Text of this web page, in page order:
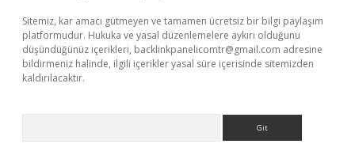
Sitemiz, kar amacı gütmeyen ve tamamen ücretsiz bir bilgi paylaşım
platformudur. Hukuka ve yasal düzenlemelere aykırı olduğunu
düşündüğünüz içerikleri, backlinkpanelicomtr@gmail.com adresine
bildirmeniz halinde, ilgili içerikler yasal süre içerisinde sitemizden
kaldırılacaktır.